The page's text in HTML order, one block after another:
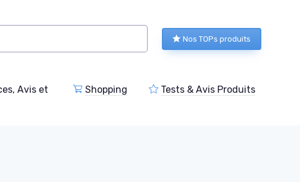
Nos TOPs produits
Avis et
Shopping Tests & Avis Produits